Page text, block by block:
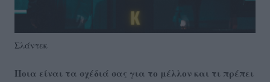
Σλάντεκ
Ποια είναι τα σχέδιά σας για το μέλλον και τι πρέπει